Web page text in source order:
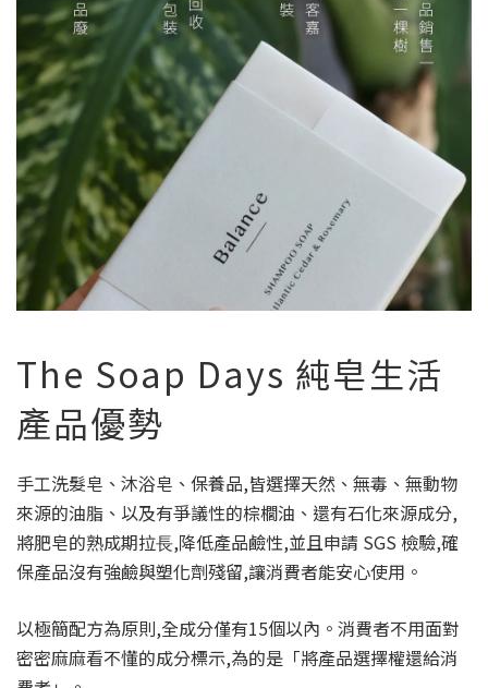
The Soap Days 純皂生活
產品優勢
手工洗髮皂、沐浴皂、保養品,皆選擇天然、無毒、無動物
來源的油脂、以及有爭議性的棕櫚油、還有石化來源成分,
將肥皂的熟成期拉⻑,降低產品鹼性,並且申請 SGS 檢驗,確
保產品沒有強鹼與塑化劑殘留,讓消費者能安心使用。
以極簡配方為原則,全成分僅有15個以內。消費者不用面對
密密麻麻看不懂的成分標示,為的是「將產品選擇權還給消